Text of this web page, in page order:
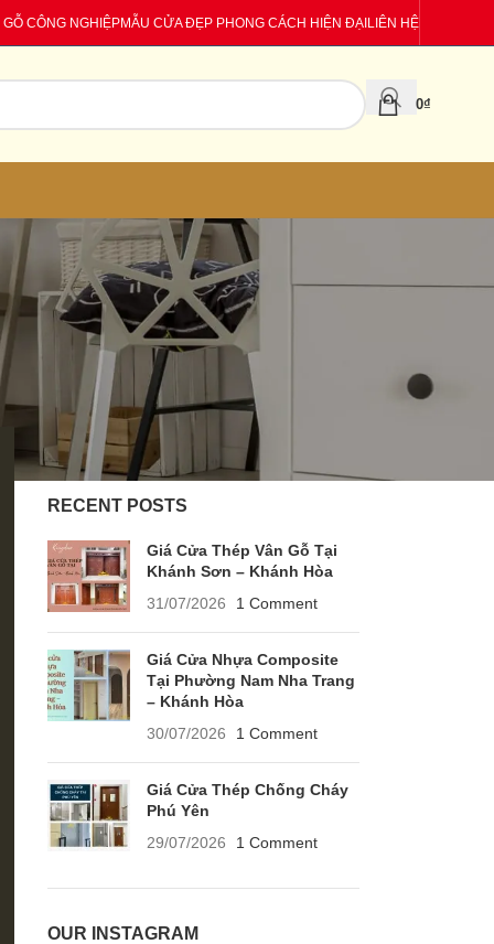
GỖ CÔNG NGHIỆPMẪU CỬA ĐẸP PHONG CÁCH HIỆN ĐẠILIÊN HỆ
0₫
CATEGORIES
Báo giá
Tin tức
RECENT POSTS
Giá Cửa Thép Vân Gỗ Tại
Khánh Sơn – Khánh Hòa
31/07/2026
1 Comment
Giá Cửa Nhựa Composite
Tại Phường Nam Nha Trang
– Khánh Hòa
30/07/2026
1 Comment
Giá Cửa Thép Chống Cháy
Phú Yên
29/07/2026
1 Comment
OUR INSTAGRAM